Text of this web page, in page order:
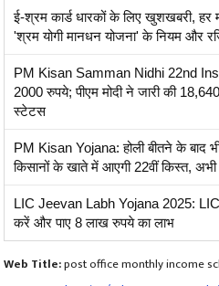
ई-श्रम कार्ड धारकों के लिए खुशखबरी, हर
'श्रम योगी मानधन योजना' के नियम और
PM Kisan Samman Nidhi 22nd
2000 रुपये; पीएम मोदी ने जारी की
स्टेटस
PM Kisan Yojana: होली बीतने के बाद
किसानों के खाते में आएगी 22वीं किस्त,
LIC Jeevan Labh Yojana 2025: LIC
करें और पाए 8 लाख रुपये का लाभ
Web Title:post office monthly income